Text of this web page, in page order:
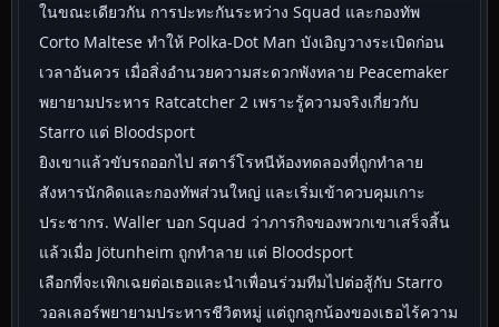
ในขณะเดียวกัน การปะทะกันระหว่าง Squad และกองทัพ
Corto Maltese ทำให้ Polka-Dot Man บังเอิญวางระเบิดก่อน
เวลาอันควร เมื่อสิ่งอำนวยความสะดวกพังทลาย Peacemaker
พยายามประหาร Ratcatcher 2 เพราะรู้ความจริงเกี่ยวกับ
Starro แต่ Bloodsport
ยิงเขาแล้วขับรถออกไป สตาร์โรหนีห้องทดลองที่ถูกทำลาย
สังหารนักคิดและกองทัพส่วนใหญ่ และเริ่มเข้าควบคุมเกาะ
ประชากร. Waller บอก Squad ว่าภารกิจของพวกเขาเสร็จสิ้น
แล้วเมื่อ Jötunheim ถูกทำลาย แต่ Bloodsport
เลือกที่จะเพิกเฉยต่อเธอและนำเพื่อนร่วมทีมไปต่อสู้กับ Starro
วอลเลอร์พยายามประหารชีวิตหมู่ แต่ถูกลูกน้องของเธอไร้ความ